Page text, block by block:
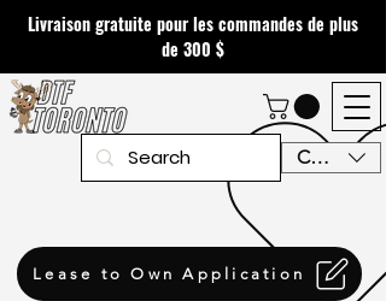
CAD (C$)
Livraison gratuite pour les commandes de plus
de 300 $
Lease to Own Application